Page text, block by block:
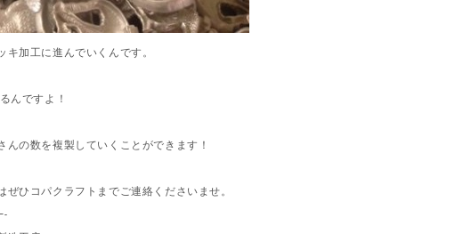
加工に進んでいくんです。
んですよ！
の数を複製していくことができます！
ひコパクラフトまでご連絡くださいませ。